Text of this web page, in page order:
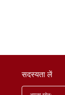
सदस्यता लें